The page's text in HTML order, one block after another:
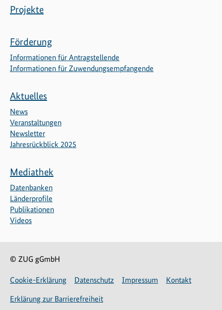
Projekte
Förderung
Informationen für Antragstellende
Informationen für Zuwendungsempfangende
Aktuelles
News
Veranstaltungen
Newsletter
Jahresrückblick 2025
Mediathek
Datenbanken
Länderprofile
Publikationen
Videos
© ZUG gGmbH
Cookie-Erklärung Datenschutz Impressum
Kontakt
Erklärung zur Barrierefreiheit